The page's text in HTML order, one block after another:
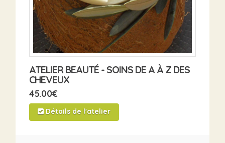
ATELIER BEAUTÉ - SOINS DE A À Z DES
CHEVEUX
45.00€
Détails de l'atelier